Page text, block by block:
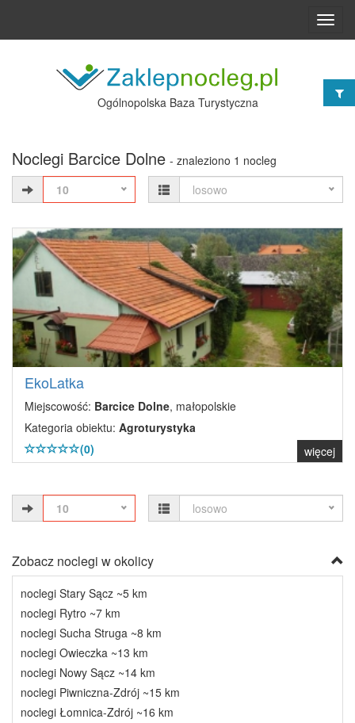
Ogólnopolska Baza Turystyczna
Noclegi Barcice Dolne - znaleziono 1 nocleg
10
losowo
EkoLatka
Miejscowość: Barcice Dolne, małopolskie
Kategoria obiektu: Agroturystyka
(0)
więcej
10 losowo
Zobacz noclegi w okolicy
noclegi Stary Sącz ~5 km
noclegi Rytro ~7 km
noclegi Sucha Struga ~8 km
noclegi Owieczka ~13 km
noclegi Nowy Sącz ~14 km
noclegi Piwniczna-Zdrój ~15 km
noclegi Łomnica-Zdrój ~16 km